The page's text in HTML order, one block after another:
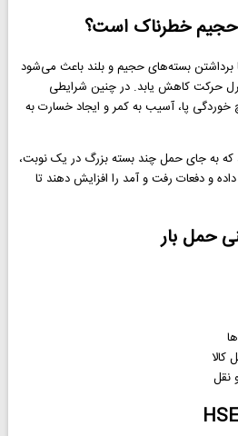
خطرناک است؟
بسته‌های حجیم و بلند باعث می‌شود
حرکت کاهش یابد. در چنین شرایطی
خوردگی پا، آسیب به کمر و ایجاد خسارت به
که به جای حمل چند بسته بزرگ در یک نوبت،
و دفعات رفت و آمد را افزایش دهند تا
حمل بار
نقل